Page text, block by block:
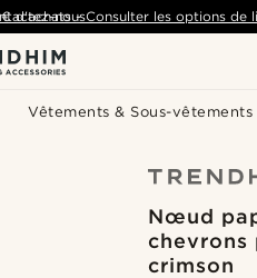
Vêtements & Sous-vêtements
d'achats- Consulter les options de
nous
Nœud
chevrons
crimson